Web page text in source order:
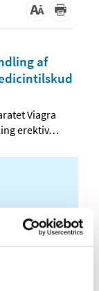
af
Viagra
erektiv…